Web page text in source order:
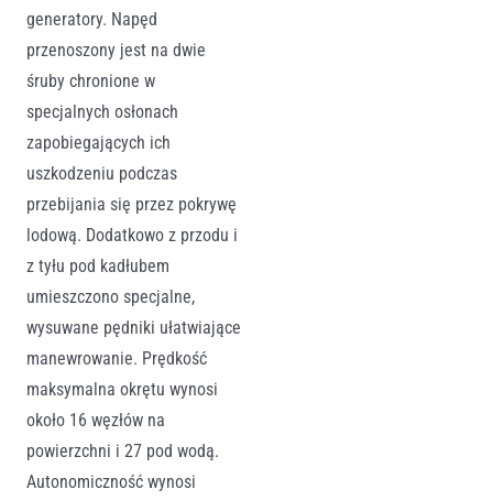
generatory. Napęd
przenoszony jest na dwie
śruby chronione w
specjalnych osłonach
zapobiegających ich
uszkodzeniu podczas
przebijania się przez pokrywę
lodową. Dodatkowo z przodu i
z tyłu pod kadłubem
umieszczono specjalne,
wysuwane pędniki ułatwiające
manewrowanie. Prędkość
maksymalna okrętu wynosi
około 16 węzłów na
powierzchni i 27 pod wodą.
Autonomiczność wynosi